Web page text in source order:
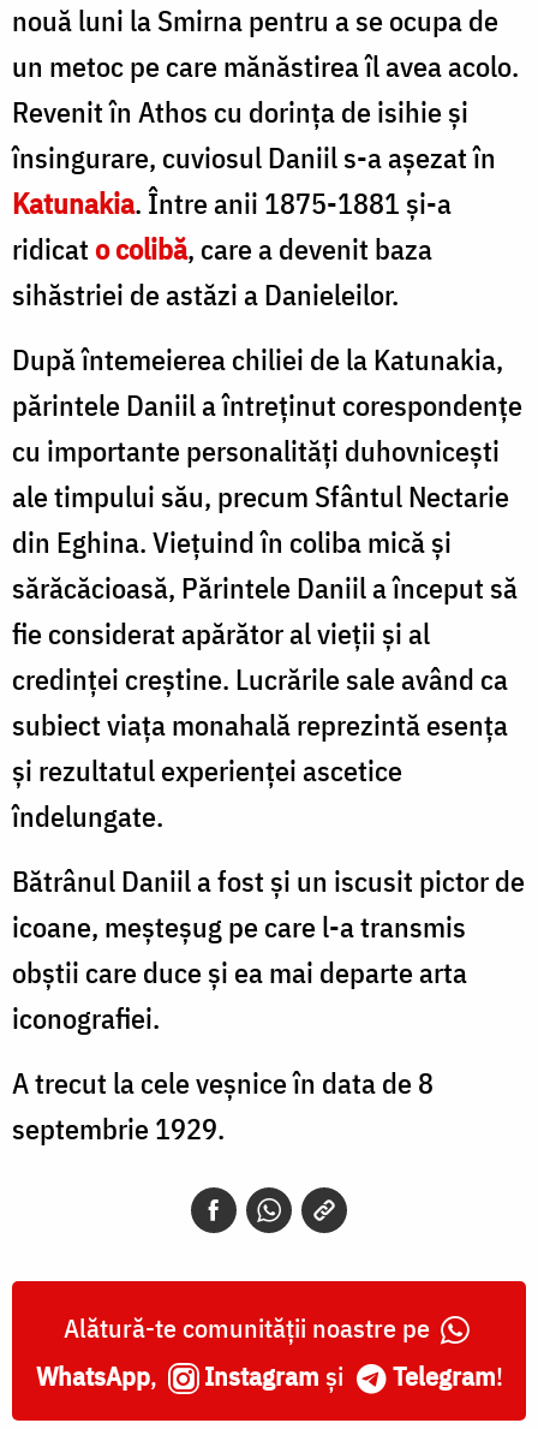
nouă luni la Smirna pentru a se ocupa de
un metoc pe care mănăstirea îl avea acolo.
Revenit în Athos cu dorința de isihie și
însingurare, cuviosul Daniil s-a așezat în
Katunakia. Între anii 1875-1881 și-a
ridicato colibă, care a devenit baza
sihăstriei de astăzi a Danieleilor.
După întemeierea chiliei de la Katunakia,
părintele Daniil a întreținut corespondențe
cu importante personalități duhovnicești
ale timpului său, precum Sfântul Nectarie
din Eghina. Viețuind în coliba mică și
sărăcăcioasă, Părintele Daniil a început să
fie considerat apărător al vieții și al
credinței creștine. Lucrările sale având ca
subiect viața monahală reprezintă esența
și rezultatul experienței ascetice
îndelungate.
Bătrânul Daniil a fost și un iscusit pictor de
icoane, meșteșug pe care l-a transmis
obștii care duce și ea mai departe arta
iconografiei.
A trecut la cele veșnice în data de 8
septembrie 1929.
Alătură-te comunității noastre pe
WhatsApp, Instagram și Telegram!